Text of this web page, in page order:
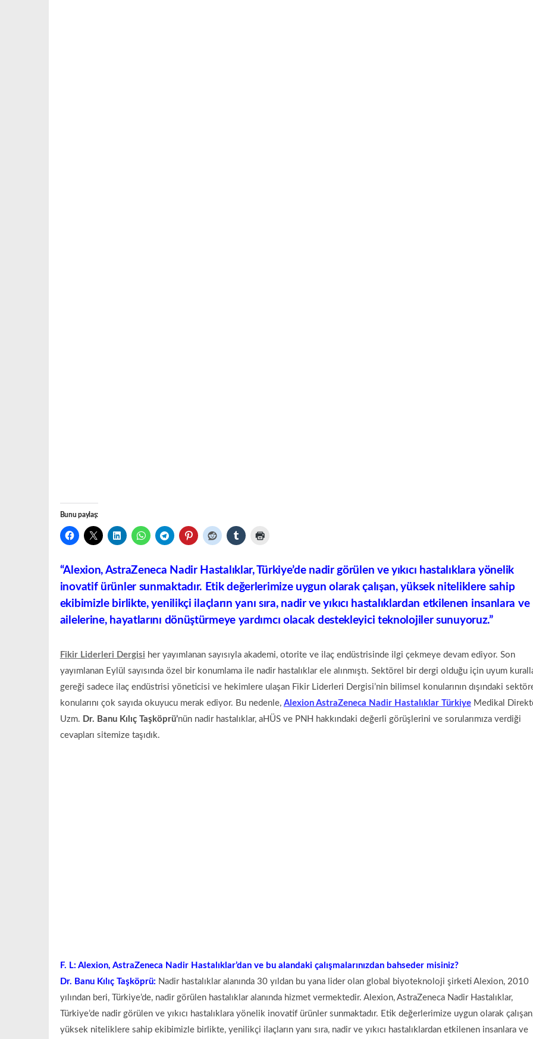
Bunu paylaş:
“Alexion, AstraZeneca Nadir Hastalıklar, Türkiye’de nadir görülen ve yıkıcı hastalıklara yönelik
inovatif ürünler sunmaktadır. Etik değerlerimize uygun olarak çalışan, yüksek niteliklere sahip
ekibimizle birlikte, yenilikçi ilaçların yanı sıra, nadir ve yıkıcı hastalıklardan etkilenen insanlara ve
ailelerine, hayatlarını dönüştürmeye yardımcı olacak destekleyici teknolojiler sunuyoruz.”
Fikir Liderleri Dergisi her yayımlanan sayısıyla akademi, otorite ve ilaç endüstrisinde ilgi çekmeye devam ediyor. Son
yayımlanan Eylül sayısında özel bir konumlama ile nadir hastalıklar ele alınmıştı. Sektörel bir dergi olduğu için uyum
gereği sadece ilaç endüstrisi yöneticisi ve hekimlere ulaşan Fikir Liderleri Dergisi’nin bilimsel konularının dışındaki
konularını çok sayıda okuyucu merak ediyor. Bu nedenle, Alexion AstraZeneca Nadir Hastalıklar TürkiyeMedikal
Uzm. Dr. Banu Kılıç Taşköprü’nün nadir hastalıklar, aHÜS ve PNH hakkındaki değerli görüşlerini ve sorularımıza verdiği
cevapları sitemize taşıdık.
F. L: Alexion, AstraZeneca Nadir Hastalıklar’dan ve bu alandaki çalışmalarınızdan bahseder misiniz?
Dr. Banu Kılıç Taşköprü: Nadir hastalıklar alanında 30 yıldan bu yana lider olan global biyoteknoloji şirketi Alexion, 2010
yılından beri, Türkiye’de, nadir görülen hastalıklar alanında hizmet vermektedir. Alexion, AstraZeneca Nadir Hastalıklar,
Türkiye’de nadir görülen ve yıkıcı hastalıklara yönelik inovatif ürünler sunmaktadır. Etik değerlerimize uygun olarak
yüksek niteliklere sahip ekibimizle birlikte, yenilikçi ilaçların yanı sıra, nadir ve yıkıcı hastalıklardan etkilenen insanlara ve